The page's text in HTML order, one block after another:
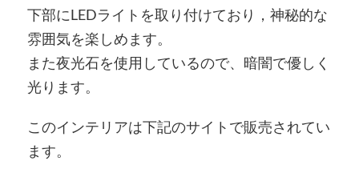
下部にLEDライトを取り付けており，神秘的な
雰囲気を楽しめます。
また夜光石を使用しているので、暗闇で優しく
光ります。
このインテリアは下記のサイトで販売されてい
ます。